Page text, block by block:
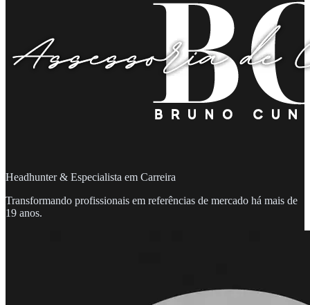
Headhunter & Especialista em Carreira
Transformando profissionais em referências de mercado há mais de
19 anos.